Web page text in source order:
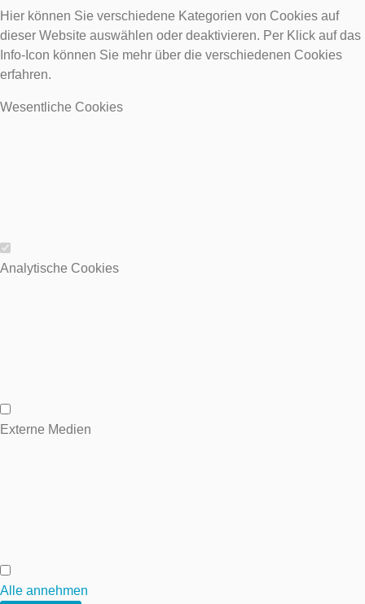
Hier können Sie verschiedene Kategorien von Cookies auf
dieser Website auswählen oder deaktivieren. Per Klick auf das
Info-Icon können Sie mehr über die verschiedenen Cookies
erfahren.
Wesentliche Cookies
Wesentliche Cookies
Analytische Cookies
Analytische Cookies
Externe Medien
Externe Medien
Alle annehmen